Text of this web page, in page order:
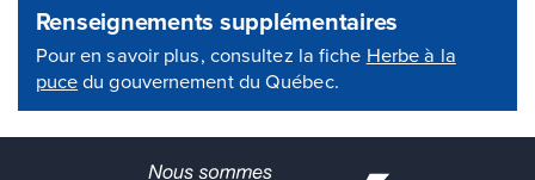
Renseignements supplémentaires
Pour en savoir plus, consultez la fiche Herbe à la
pucedu gouvernement du Québec.